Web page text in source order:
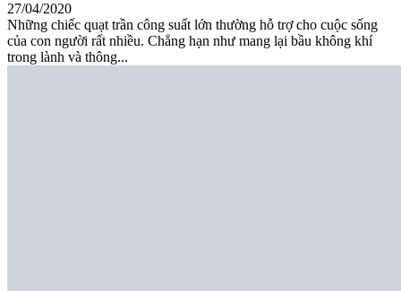
27/04/2020
Những chiếc quạt trần công suất lớn thường hỗ trợ cho cuộc sống
của con người rất nhiều. Chẳng hạn như mang lại bầu không khí
trong lành và thông...